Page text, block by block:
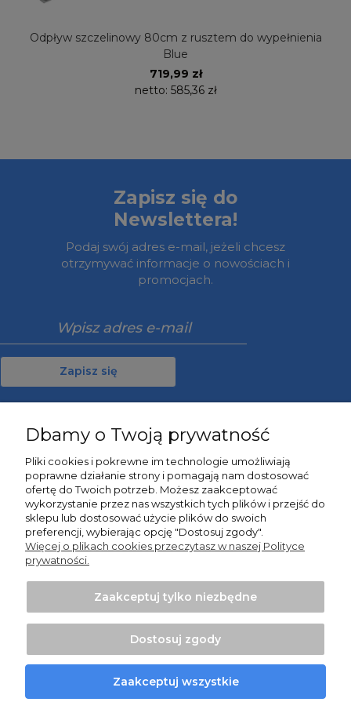
Odpływ szczelinowy 80cm z rusztem do wypełnienia
Blue
719,99 zł
netto: 585,36 zł
Zapisz się do
Newslettera!
Podaj swój adres e-mail, jeżeli chcesz
otrzymywać informacje o nowościach i
promocjach.
Zapisz się
Informacje
O nas
Projekt i wykonanie:Ecommercy.pl
Pokaż pełną wersję strony
Sklep internetowy Shoper Premium
Dbamy o Twoją prywatność
Pliki cookies i pokrewne im technologie umożliwiają
poprawne działanie strony i pomagają nam dostosować
ofertę do Twoich potrzeb. Możesz zaakceptować
wykorzystanie przez nas wszystkich tych plików i przejść do
sklepu lub dostosować użycie plików do swoich
preferencji, wybierając opcję "Dostosuj zgody".
Więcej o plikach cookies przeczytasz w naszej Polityce
prywatności.
Zaakceptuj tylko niezbędne
Dostosuj zgody
Zaakceptuj wszystkie